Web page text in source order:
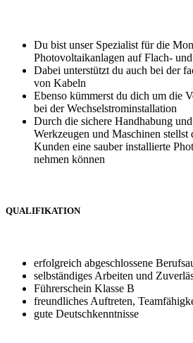
Du bist unser Spezialist für die
Photovoltaikanlagen auf Flach-
Dabei unterstützt du auch bei der
von Kabeln
Ebenso kümmerst du dich um die
bei der Wechselstrominstallation
Durch die sichere Handhabung
Werkzeugen und Maschinen stellst
Kunden eine sauber installierte
nehmen können
QUALIFIKATION
erfolgreich abgeschlossene
selbständiges Arbeiten und
Führerschein Klasse B
freundliches Auftreten,
gute Deutschkenntnisse